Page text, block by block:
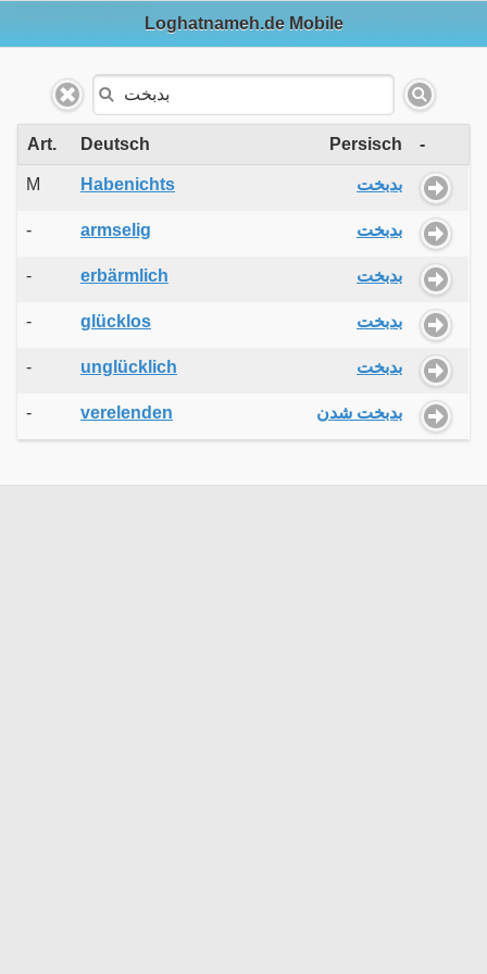
Loghatnameh.de Mobile
Art. Deutsch Persisch -
M Habenichts بدبخت
- armselig بدبخت
- erbärmlich بدبخت
- glücklos بدبخت
- unglücklich بدبخت
- verelenden بدبخت شدن